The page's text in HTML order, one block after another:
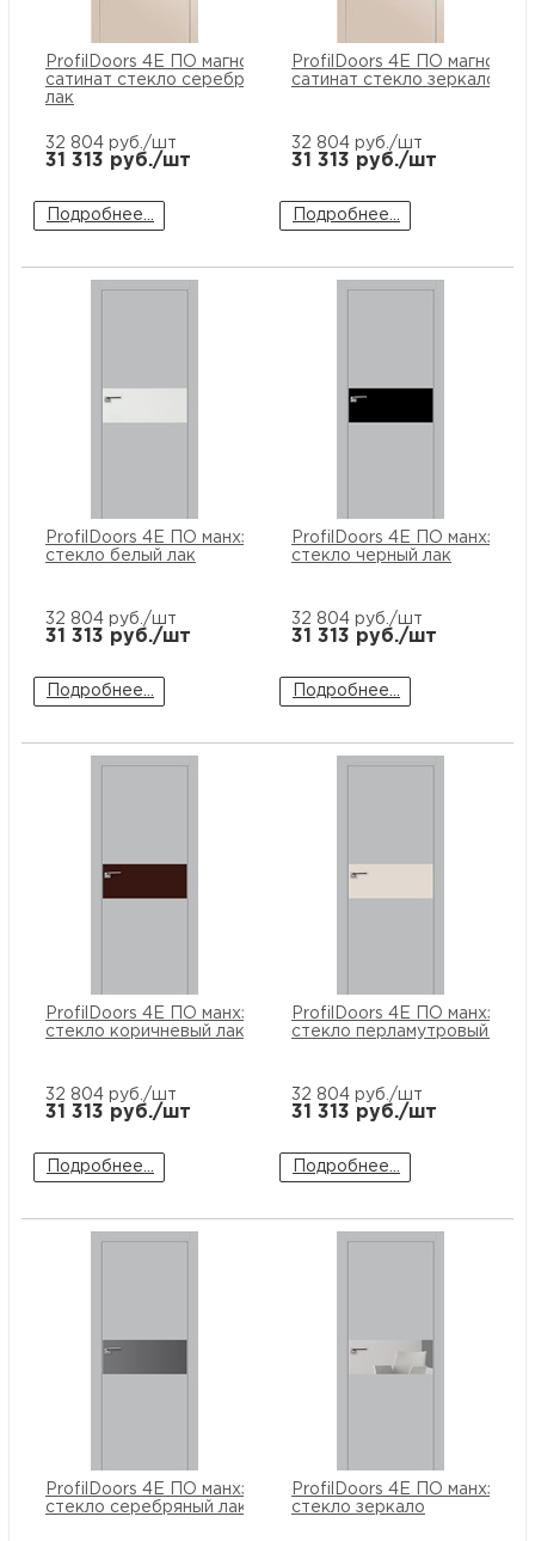
ProfilDoors 4E ПО магнолия
сатинат стекло серебряный
лак
32 804 руб./шт
31 313 руб./шт
Подробнее...
ProfilDoors 4E ПО магнолия
сатинат стекло зеркало
32 804 руб./шт
31 313 руб./шт
Подробнее...
ProfilDoors 4E ПО манхэттен
стекло белый лак
32 804 руб./шт
31 313 руб./шт
Подробнее...
ProfilDoors 4E ПО манхэттен
стекло черный лак
32 804 руб./шт
31 313 руб./шт
Подробнее...
ProfilDoors 4E ПО манхэттен
стекло коричневый лак
32 804 руб./шт
31 313 руб./шт
Подробнее...
ProfilDoors 4E ПО манхэттен
стекло перламутровый лак
32 804 руб./шт
31 313 руб./шт
Подробнее...
ProfilDoors 4E ПО манхэттен
стекло серебряный лак
ProfilDoors 4E ПО манхэттен
стекло зеркало